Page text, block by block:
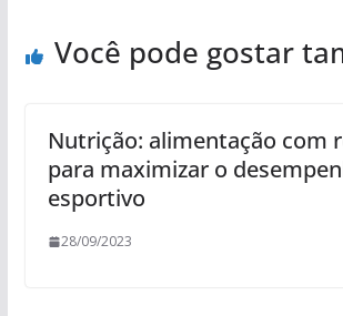
Você pode gostar
Nutrição: alimentação com
para maximizar o
esportivo
28/09/2023